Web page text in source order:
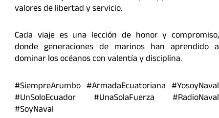
valores de libertad y servicio.
Cada viaje es una lección de honor y compromiso,
donde generaciones de marinos han aprendido a
dominar los océanos con valentía y disciplina.
#SiempreArumbo #ArmadaEcuatoriana #YosoyNaval
#UnSoloEcuador #UnaSolaFuerza #RadioNaval
#SoyNaval